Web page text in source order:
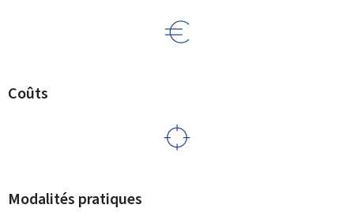
Coûts
Modalités pratiques